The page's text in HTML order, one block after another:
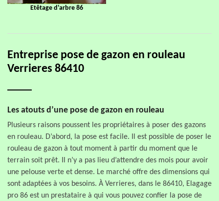
Etêtage d'arbre 86
Entreprise pose de gazon en rouleau
Verrieres 86410
Les atouts d’une pose de gazon en rouleau
Plusieurs raisons poussent les propriétaires à poser des gazons
en rouleau. D’abord, la pose est facile. Il est possible de poser le
rouleau de gazon à tout moment à partir du moment que le
terrain soit prêt. Il n’y a pas lieu d’attendre des mois pour avoir
une pelouse verte et dense. Le marché offre des dimensions qui
sont adaptées à vos besoins. À Verrieres, dans le 86410, Elagage
pro 86 est un prestataire à qui vous pouvez confier la pose de